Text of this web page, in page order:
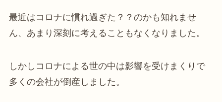
最近はコロナに慣れ過ぎた？？のかも知れませ
ん、あまり深刻に考えることもなくなりました。
しかしコロナによる世の中は影響を受けまくりで
多くの会社が倒産しました。